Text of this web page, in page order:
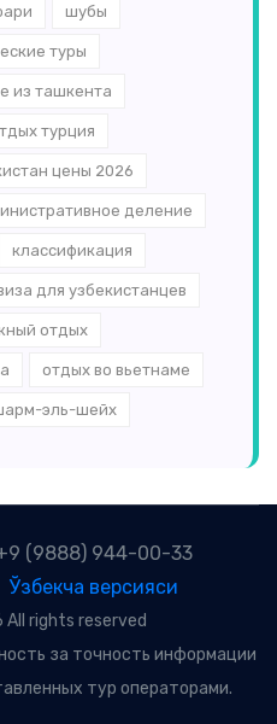
шубы
туры
из ташкента
турция
цены 2026
деление
классификация
для узбекистанцев
отдых
отдых во вьетнаме
эль-шейх
(9888) 944-00-33
Ўзбекча версияси
rights reserved
за точность информации
тур операторами.